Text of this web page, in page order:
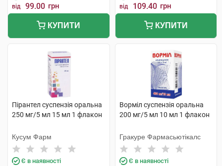
від 99.00 грн
КУПИТИ
від 109.40 грн
КУПИТИ
Пірантел суспензія оральна
250 мг/5 мл 15 мл 1 флакон
Кусум Фарм
Є в наявності
Ворміл суспензія оральна
200 мг/5 мл 10 мл 1 флакон
Гракуре Фармасьютікалс
Є в наявності